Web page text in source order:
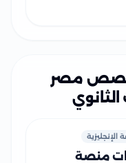
حصص مصر
الإنجليزية
منصة